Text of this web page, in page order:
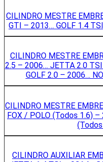
CILINDRO MESTRE
GTI – 2013… GOLF 1.4
CILINDRO MESTRE
2.5 – 2006… JETTA 2.0
GOLF 2.0 – 2006…
CILINDRO MESTRE
FOX / POLO (Todos 1.6) –
CILINDRO AUXILIAR